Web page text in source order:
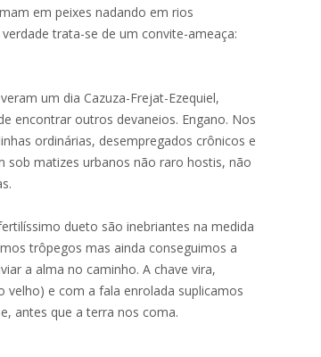
em peixes nadando em rios
trata-se de um convite-ameaça:
um dia Cazuza-Frejat-Ezequiel,
encontrar outros devaneios. Engano. Nos
ordinárias, desempregados crônicos e
sob matizes urbanos não raro hostis, não
dueto são inebriantes na medida
trôpegos mas ainda conseguimos a
a alma no caminho. A chave vira,
e com a fala enrolada suplicamos
antes que a terra nos coma.